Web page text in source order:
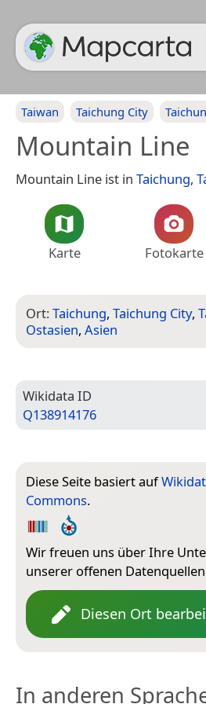
Taiwan Taichung City
Mountain Line
Mountain Line ist in Taichung,
Karte Fotokarte
Ort:Taichung, Taichung City,
Ostasien, Asien
Wiki­data ID
Q138914176
Diese Seite basiert auf
Commons.
Wir freuen uns über Ihre
unserer offenen
Diesen Ort
In anderen